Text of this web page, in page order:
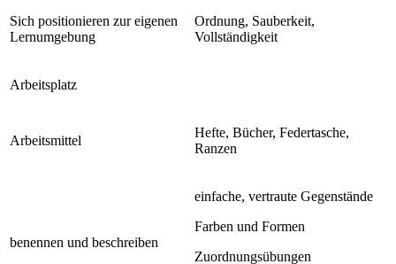
Sich positionieren zur eigenen
Lernumgebung
Ordnung, Sauberkeit,
Vollständigkeit
Arbeitsplatz
Arbeitsmittel
Hefte, Bücher, Federtasche,
Ranzen
benennen und beschreiben
einfache, vertraute Gegenstände
Farben und Formen
Zuordnungsübungen